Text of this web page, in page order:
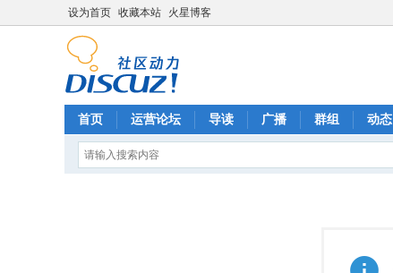
设为首页 收藏本站 火星博客
首页 运营论坛 导读 广播 群组 动态